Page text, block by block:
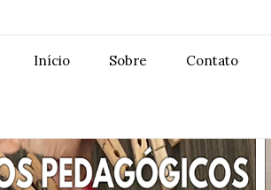
Início Sobre Contato